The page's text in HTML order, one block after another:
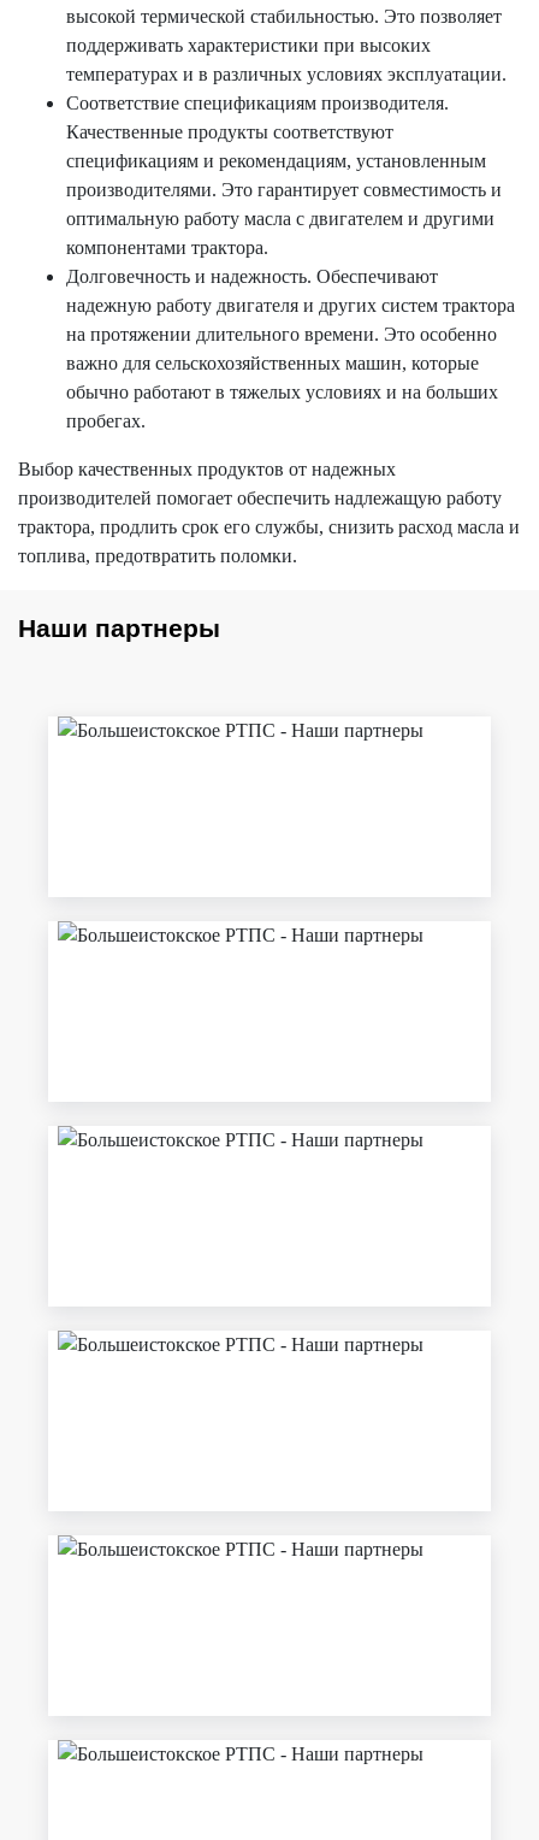
высокой термической стабильностью. Это позволяет
поддерживать характеристики при высоких
температурах и в различных условиях эксплуатации.
Соответствие спецификациям производителя.
Качественные продукты соответствуют
спецификациям и рекомендациям, установленным
производителями. Это гарантирует совместимость и
оптимальную работу масла с двигателем и другими
компонентами трактора.
Долговечность и надежность. Обеспечивают
надежную работу двигателя и других систем трактора
на протяжении длительного времени. Это особенно
важно для сельскохозяйственных машин, которые
обычно работают в тяжелых условиях и на больших
пробегах.
Выбор качественных продуктов от надежных
производителей помогает обеспечить надлежащую работу
трактора, продлить срок его службы, снизить расход масла и
топлива, предотвратить поломки.
Наши партнеры